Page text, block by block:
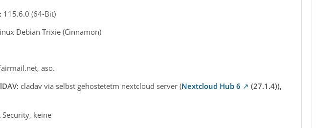
115.6.0 (64-Bit)
Debian Trixie (Cinnamon)
aso.
cladav via selbst gehostetetm nextcloud server (Nextcloud Hub 6
(27.1.4)),
keine